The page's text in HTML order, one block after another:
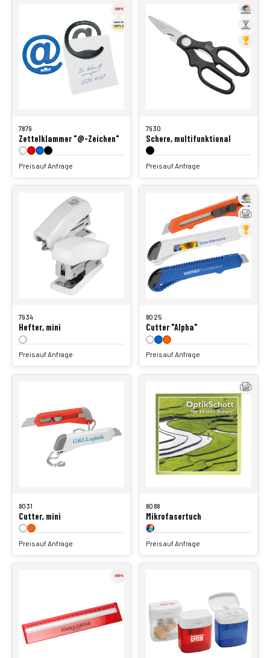
7879
Zettelklammer "@-Zeichen"
Preis auf Anfrage
7930
Schere, multifunktional
Preis auf Anfrage
7934
Hefter, mini
Preis auf Anfrage
8025
Cutter "Alpha"
Preis auf Anfrage
8031
Cutter, mini
Preis auf Anfrage
8088
Mikrofasertuch
Preis auf Anfrage